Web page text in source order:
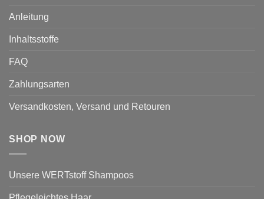
Anleitung
Inhaltsstoffe
FAQ
Zahlungsarten
Versandkosten, Versand und Retouren
SHOP NOW
Unsere WERTstoff Shampoos